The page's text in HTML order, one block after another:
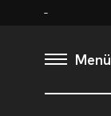
Menü